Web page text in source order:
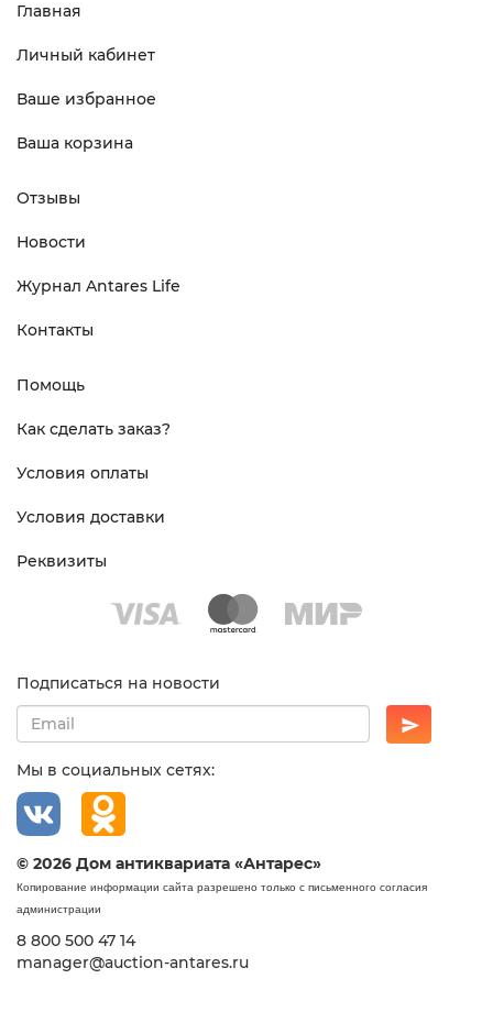
Главная
Личный кабинет
Ваше избранное
Ваша корзина
Отзывы
Новости
Журнал Antares Life
Контакты
Помощь
Как сделать заказ?
Условия оплаты
Условия доставки
Реквизиты
Подписаться на новости
Мы в социальных сетях:
© 2026 Дом антиквариата «Антарес»
Копирование информации сайта разрешено только с письменного согласия
администрации
8 800 500 47 14
manager@auction-antares.ru